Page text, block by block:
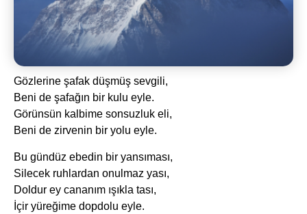
Gözlerine şafak düşmüş sevgili,
Beni de şafağın bir kulu eyle.
Görünsün kalbime sonsuzluk eli,
Beni de zirvenin bir yolu eyle.
Bu gündüz ebedin bir yansıması,
Silecek ruhlardan onulmaz yası,
Doldur ey cananım ışıkla tası,
İçir yüreğime dopdolu eyle.